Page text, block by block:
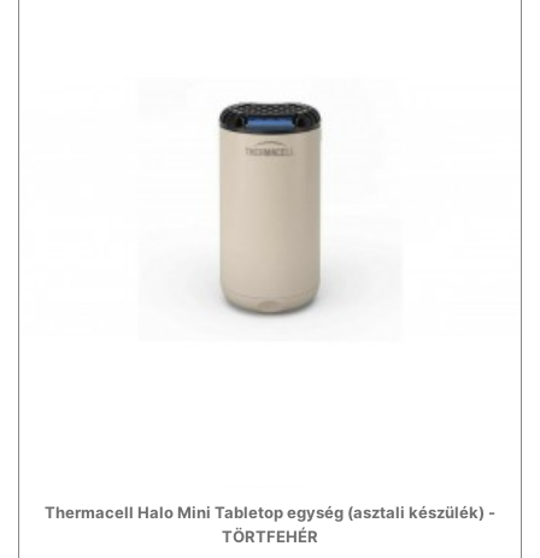
Thermacell Halo Mini Tabletop egység (asztali készülék) -
TÖRTFEHÉR